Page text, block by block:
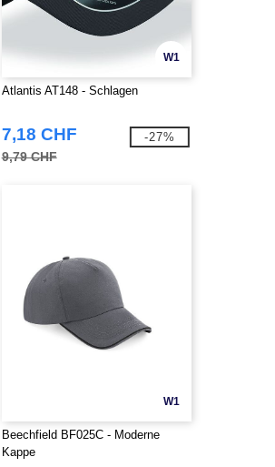
W1
Atlantis AT148 - Schlagen
7,18 CHF
9,79 CHF
-27%
W1
Beechfield BF025C - Moderne
Kappe